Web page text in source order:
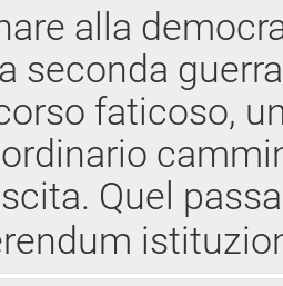
alla
seconda
faticoso,
Quel